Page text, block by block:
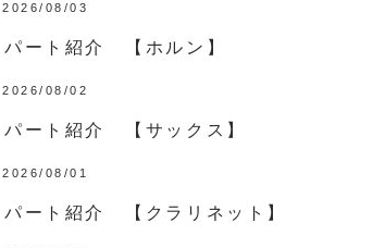
2026/08/03
パート紹介 【ホルン】
2026/08/02
パート紹介 【サックス】
2026/08/01
パート紹介 【クラリネット】